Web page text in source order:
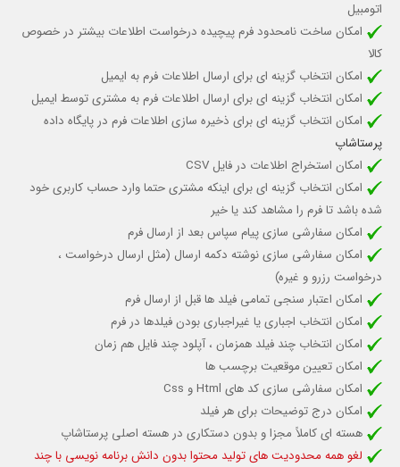
اتومبیل
امکان ساخت نامحدود فرم پیچیده درخواست اطلاعات بیشتر در خصوص
کالا
امکان انتخاب گزینه ای برای ارسال اطلاعات فرم به ایمیل
امکان انتخاب گزینه ای برای ارسال اطلاعات فرم به مشتری توسط ایمیل
امکان انتخاب گزینه ای برای ذخیره سازی اطلاعات فرم در پایگاه داده
پرستاشاپ
امکان استخراج اطلاعات در فایل CSV
امکان انتخاب گزینه ای برای اینکه مشتری حتما وارد حساب کاربری خود
شده باشد تا فرم را مشاهد کند یا خیر
امکان سفارشی سازی پیام سپاس بعد از ارسال فرم
امکان سفارشی سازی نوشته دکمه ارسال (مثل ارسال درخواست ،
درخواست رزرو و غیره)
امکان اعتبار سنجی تمامی فیلد ها قبل از ارسال فرم
امکان انتخاب اجباری یا غیراجباری بودن فیلدها در فرم
امکان انتخاب چند فیلد همزمان ، آپلود چند فایل هم زمان
امکان تعیین موقعیت برچسب ها
امکان سفارشی سازی کد های Html و Css
امکان درج توضیحات برای هر فیلد
هسته ای کاملاً مجزا و بدون دستکاری در هسته اصلی پرستاشاپ
لغو همه محدودیت های تولید محتوا بدون دانش برنامه نویسی با چند